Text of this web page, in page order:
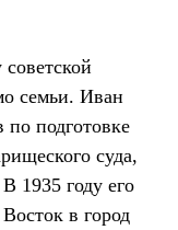
семьи. Иван
по подготовке
суда,
1935 году его
в город